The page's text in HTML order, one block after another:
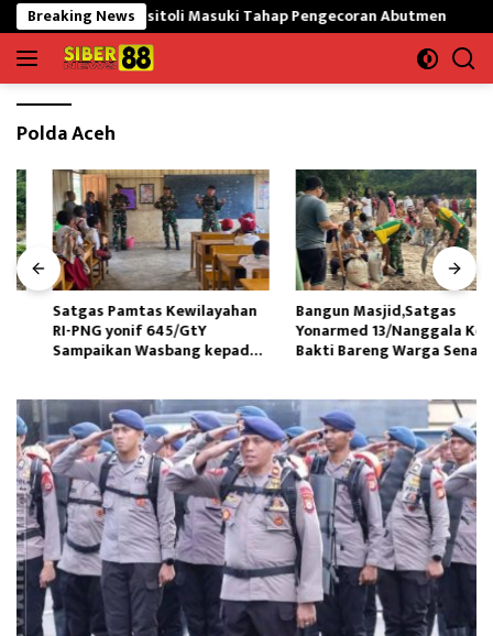
Langsung
ke
konten
Breaking News
di Gunungsitoli Masuki Tahap Pengecoran Abutmen
Polda Aceh
Satgas Pamtas Kewilayahan
RI-PNG yonif 645/GtY
Sampaikan Wasbang kepada
Bangun Masjid,Satgas
Yonarmed 13/Nanggala Kerja
Bakti Bareng Warga Senaning